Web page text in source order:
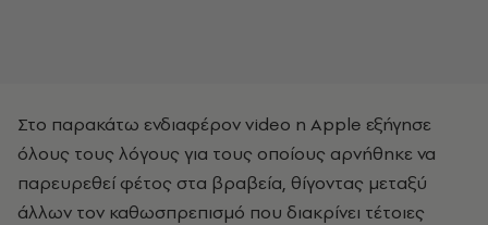
Στο παρακάτω ενδιαφέρον video η Apple εξήγησε
όλους τους λόγους για τους οποίους αρνήθηκε να
παρευρεθεί φέτος στα βραβεία, θίγοντας μεταξύ
άλλων τον καθωσπρεπισμό που διακρίνει τέτοιες